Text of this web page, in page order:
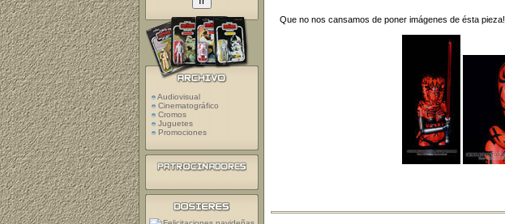
Que no nos cansamos de poner imágenes de ésta pieza!
Audiovisual
Cinematográfico
Cromos
Juguetes
Promociones